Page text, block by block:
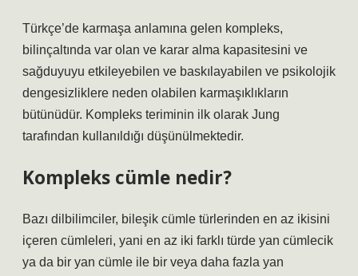
Türkçe’de karmaşa anlamına gelen kompleks,
bilinçaltında var olan ve karar alma kapasitesini ve
sağduyuyu etkileyebilen ve baskılayabilen ve psikolojik
dengesizliklere neden olabilen karmaşıklıkların
bütünüdür. Kompleks teriminin ilk olarak Jung
tarafından kullanıldığı düşünülmektedir.
Kompleks cümle nedir?
Bazı dilbilimciler, bileşik cümle türlerinden en az ikisini
içeren cümleleri, yani en az iki farklı türde yan cümlecik
ya da bir yan cümle ile bir veya daha fazla yan